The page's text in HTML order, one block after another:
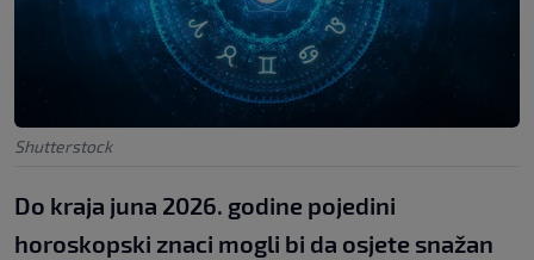
Shutterstock
Do kraja juna 2026. godine pojedini
horoskopski znaci mogli bi da osjete snažan